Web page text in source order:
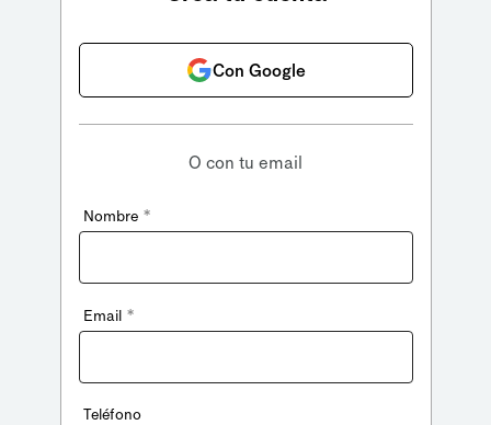
Con Google
O con tu email
Nombre *
Email *
Teléfono